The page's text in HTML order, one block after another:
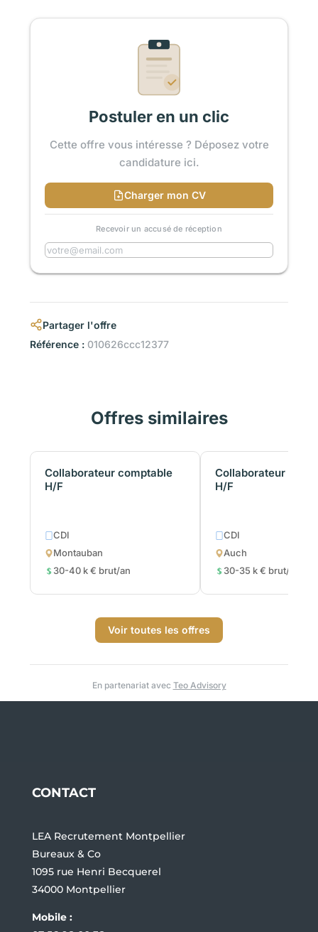
Postuler en un clic
Cette offre vous intéresse ? Déposez votre
candidature ici.
Charger mon CV
Recevoir un accusé de réception
Partager l'offre
Référence : 010626ccc12377
Offres similaires
Collaborateur comptable
H/F
CDI
Montauban
30-40 k € brut/an
Collaborateur
H/F
CDI
Auch
30-35 k € brut/an
Voir toutes les offres
En partenariat avec Teo Advisory
CONTACT
LEA Recrutement Montpellier
Bureaux & Co
1095 rue Henri Becquerel
34000 Montpellier
Mobile :